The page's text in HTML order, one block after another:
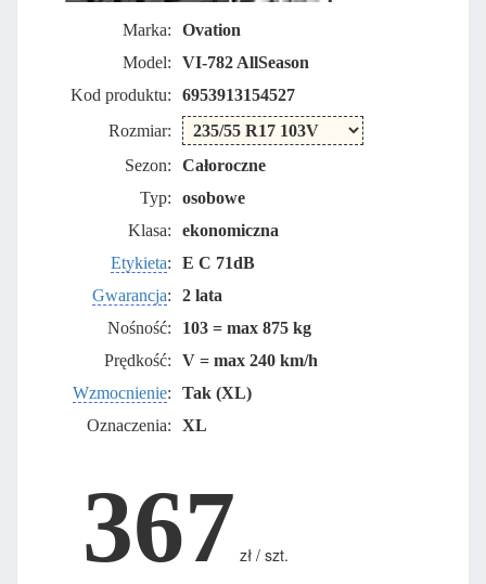
Marka:
Ovation
Model:
VI-782 AllSeason
Kod produktu:
6953913154527
Rozmiar:
Sezon:
Całoroczne
Typ:
osobowe
Klasa:
ekonomiczna
Etykieta:
E C 71dB
Gwarancja:
2 lata
Nośność:
103 = max 875 kg
Prędkość:
V = max 240 km/h
Wzmocnienie:
Tak (XL)
Oznaczenia:
XL
367 zł / szt.